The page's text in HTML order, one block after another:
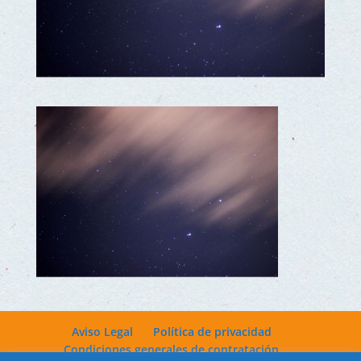
Aviso Legal
Política de privacidad
Condiciones generales de contratación